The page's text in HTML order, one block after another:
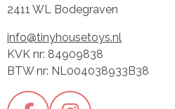
2411 WL Bodegraven
info@tinyhousetoys.nl
KVK nr: 84909838
BTW nr: NL004038933B38